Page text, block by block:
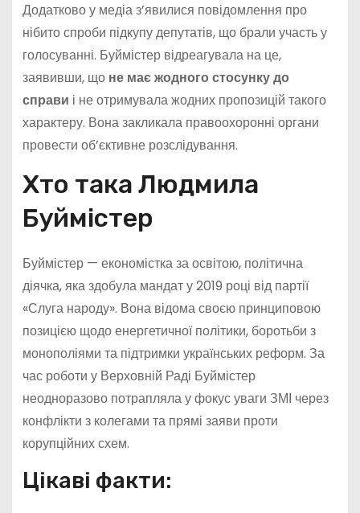
Додатково у медіа з’явилися повідомлення про
нібито спроби підкупу депутатів, що брали участь у
голосуванні. Буймістер відреагувала на це,
заявивши, що не має жодного стосунку до
справи і не отримувала жодних пропозицій такого
характеру. Вона закликала правоохоронні органи
провести об’єктивне розслідування.
Хто така Людмила
Буймістер
Буймістер — економістка за освітою, політична
діячка, яка здобула мандат у 2019 році від партії
«Слуга народу». Вона відома своєю принциповою
позицією щодо енергетичної політики, боротьби з
монополіями та підтримки українських реформ. За
час роботи у Верховній Раді Буймістер
неодноразово потрапляла у фокус уваги ЗМІ через
конфлікти з колегами та прямі заяви проти
корупційних схем.
Цікаві факти: